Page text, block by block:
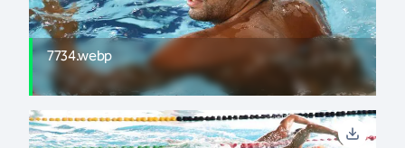
7734.webp